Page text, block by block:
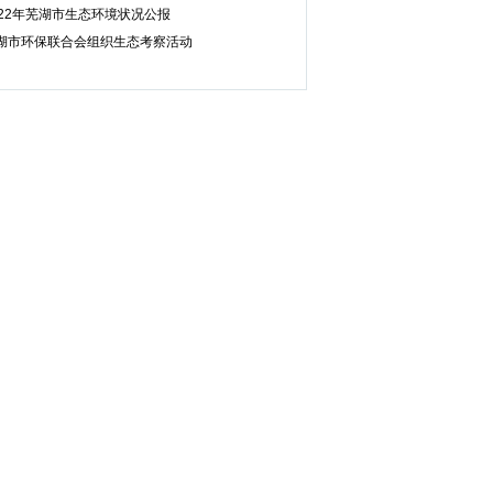
年芜湖市生态环境状况公报
市环保联合会组织生态考察活动